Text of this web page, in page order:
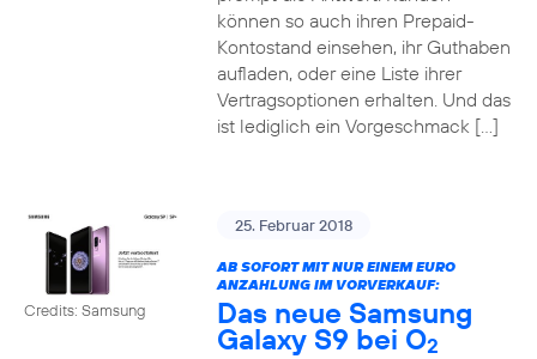
können so auch ihren Prepaid-
Kontostand einsehen, ihr Guthaben
aufladen, oder eine Liste ihrer
Vertragsoptionen erhalten. Und das
ist lediglich ein Vorgeschmack […]
Credits: Samsung
25. Februar 2018
AB SOFORT MIT NUR EINEM EURO
ANZAHLUNG IM VORVERKAUF:
Das neue Samsung
Galaxy S9 bei O2